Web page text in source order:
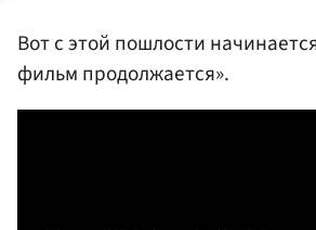
Вот с этой пошлости
фильм продолжается».